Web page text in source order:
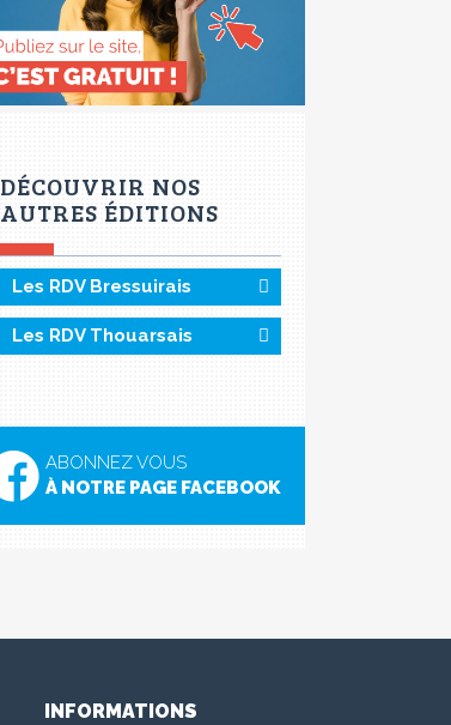
DÉCOUVRIR NOS
AUTRES ÉDITIONS
Les RDV Bressuirais
Les RDV Thouarsais
ABONNEZ VOUS
À NOTRE PAGE FACEBOOK
INFORMATIONS